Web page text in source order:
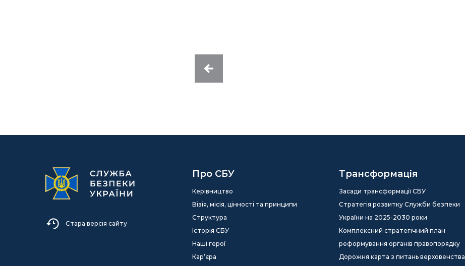
Стара версія сайту
Про СБУ
Керівництво
Візія, місія, цінності та принципи
Структура
Історія СБУ
Наші герої
Кар’єра
Трансформація
Засади трансформації СБУ
Стратегія розвитку Служби безпеки
України на 2025-2030 роки
Комплексний стратегічний план
реформування органів правопорядку
Дорожня карта з питань верховенства